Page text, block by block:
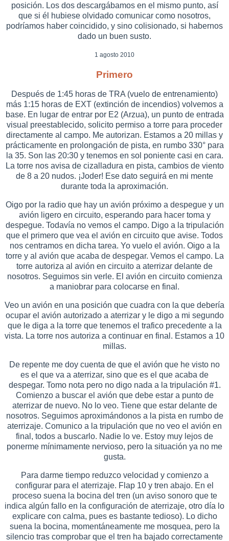
posición. Los dos descargábamos en el mismo punto, así
que si él hubiese olvidado comunicar como nosotros,
podríamos haber coincidido, y sino colisionado, si habernos
dado un buen susto.
1 agosto 2010
Primero
Después de 1:45 horas de TRA (vuelo de entrenamiento)
más 1:15 horas de EXT (extinción de incendios) volvemos a
base. En lugar de entrar por E2 (Arzua), un punto de entrada
visual preestablecido, solicito permiso a torre para proceder
directamente al campo. Me autorizan. Estamos a 20 millas y
prácticamente en prolongación de pista, en rumbo 330° para
la 35. Son las 20:30 y tenemos en sol poniente casi en cara.
La torre nos avisa de cizalladura en pista, cambios de viento
de 8 a 20 nudos. ¡Joder! Ese dato seguirá en mi mente
durante toda la aproximación.
Oigo por la radio que hay un avión próximo a despegue y un
avión ligero en circuito, esperando para hacer toma y
despegue. Todavía no vemos el campo. Digo a la tripulación
que el primero que vea el avión en circuito que avise. Todos
nos centramos en dicha tarea. Yo vuelo el avión. Oigo a la
torre y al avión que acaba de despegar. Vemos el campo. La
torre autoriza al avión en circuito a aterrizar delante de
nosotros. Seguimos sin verle. El avión en circuito comienza
a maniobrar para colocarse en final.
Veo un avión en una posición que cuadra con la que debería
ocupar el avión autorizado a aterrizar y le digo a mi segundo
que le diga a la torre que tenemos el trafico precedente a la
vista. La torre nos autoriza a continuar en final. Estamos a 10
millas.
De repente me doy cuenta de que el avión que he visto no
es el que va a aterrizar, sino que es el que acaba de
despegar. Tomo nota pero no digo nada a la tripulación #1.
Comienzo a buscar el avión que debe estar a punto de
aterrizar de nuevo. No lo veo. Tiene que estar delante de
nosotros. Seguimos aproximándonos a la pista en rumbo de
aterrizaje. Comunico a la tripulación que no veo el avión en
final, todos a buscarlo. Nadie lo ve. Estoy muy lejos de
ponerme mínimamente nervioso, pero la situación ya no me
gusta.
Para darme tiempo reduzco velocidad y comienzo a
configurar para el aterrizaje. Flap 10 y tren abajo. En el
proceso suena la bocina del tren (un aviso sonoro que te
indica algún fallo en la configuración de aterrizaje, otro día lo
explicare con calma, pues es bastante tedioso). Lo dicho
suena la bocina, momentáneamente me mosquea, pero la
silencio tras comprobar que el tren ha bajado correctamente